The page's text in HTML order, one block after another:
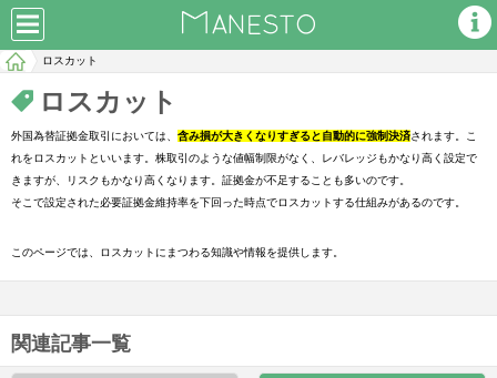
ロスカット
ロスカット
外国為替証拠金取引においては、 含み損が大きくなりすぎると自動的に強制決済されます。こ
れをロスカットといいます。株取引のような値幅制限がなく、レバレッジもかなり高く設定で
きますが、リスクもかなり高くなります。証拠金が不足することも多いのです。
そこで設定された必要証拠金維持率を下回った時点でロスカットする仕組みがあるのです。
このページでは、ロスカットにまつわる知識や情報を提供します。
関連記事一覧